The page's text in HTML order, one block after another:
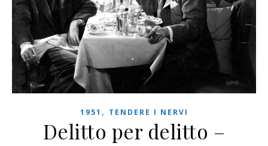
1951 , TENDERE I NERVI
Delitto per delitto –